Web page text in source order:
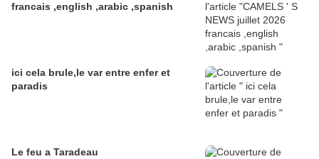
francais ,english ,arabic ,spanish
ici cela brule,le var entre enfer et
paradis
Le feu a Taradeau